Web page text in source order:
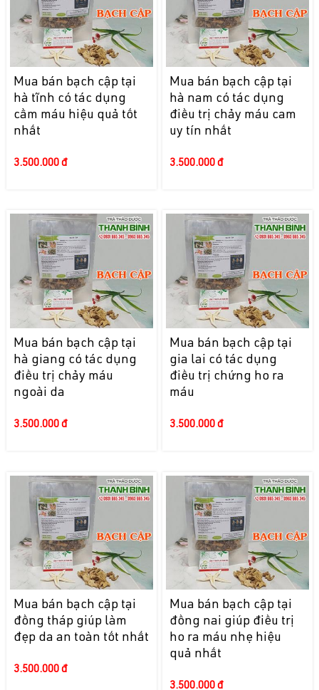
Mua bán bạch cập tại
hà tĩnh có tác dụng
cầm máu hiệu quả tốt
nhất
3.500.000 đ
Mua bán bạch cập tại
hà nam có tác dụng
điều trị chảy máu cam
uy tín nhất
3.500.000 đ
Mua bán bạch cập tại
hà giang có tác dụng
điều trị chảy máu
ngoài da
3.500.000 đ
Mua bán bạch cập tại
gia lai có tác dụng
điều trị chứng ho ra
máu
3.500.000 đ
Mua bán bạch cập tại
đồng tháp giúp làm
đẹp da an toàn tốt nhất
3.500.000 đ
Mua bán bạch cập tại
đồng nai giúp điều trị
ho ra máu nhẹ hiệu
quả nhất
3.500.000 đ